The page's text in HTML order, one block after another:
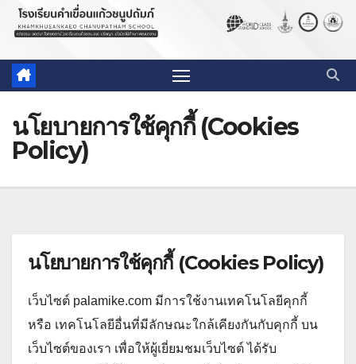
นโยบายการใช้คุกกี้ (Cookies
Policy)
นโยบายการใช้คุกกี้ (Cookies Policy)
เว็บไซต์ palamike.com มีการใช้งานเทคโนโลยีคุกกี้
หรือ เทคโนโลยีอื่นที่มีลักษณะใกล้เคียงกันกับคุกกี้ บน
เว็บไซต์ของเรา เพื่อให้ผู้เยี่ยมชมเว็บไซต์ ได้รับ